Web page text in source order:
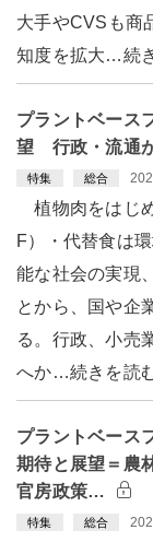
大手やCVSも商
知度を拡大…続
プラントベース
望 行政・流通
特集 総合
植物肉をはじ
F）・代替食は
能な社会の実現
とから、国や企
る。行政、小売
へか…続きを読
プラントベース
期待と展望＝農
官房政策…
特集 総合